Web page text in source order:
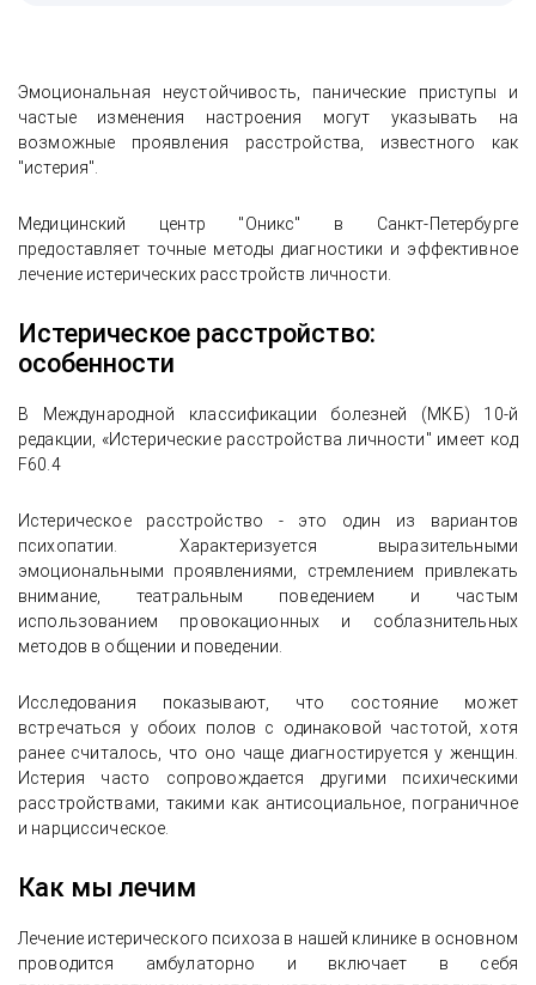
Эмоциональная неустойчивость, панические приступы и
частые изменения настроения могут указывать на
возможные проявления расстройства, известного как
"истерия".
Медицинский центр "Оникс" в Санкт-Петербурге
предоставляет точные методы диагностики и эффективное
лечение истерических расстройств личности.
Истерическое расстройство:
особенности
В Международной классификации болезней (МКБ) 10-й
редакции, «Истерические расстройства личности" имеет код
F60.4
Истерическое расстройство - это один из вариантов
психопатии. Характеризуется выразительными
эмоциональными проявлениями, стремлением привлекать
внимание, театральным поведением и частым
использованием провокационных и соблазнительных
методов в общении и поведении.
Исследования показывают, что состояние может
встречаться у обоих полов с одинаковой частотой, хотя
ранее считалось, что оно чаще диагностируется у женщин.
Истерия часто сопровождается другими психическими
расстройствами, такими как антисоциальное, пограничное
и нарциссическое.
Как мы лечим
Лечение истерического психоза в нашей клинике в основном
проводится амбулаторно и включает в себя